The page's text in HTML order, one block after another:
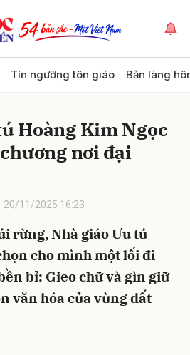
Tín ngưỡng tôn giáo Bản làng
Hoàng Kim Ngọc
nơi đại
20/11/2025 16:23
rừng, Nhà giáo Ưu tú
cho mình một lối đi
bỉ: Gieo chữ và gìn giữ
văn hóa của vùng đất